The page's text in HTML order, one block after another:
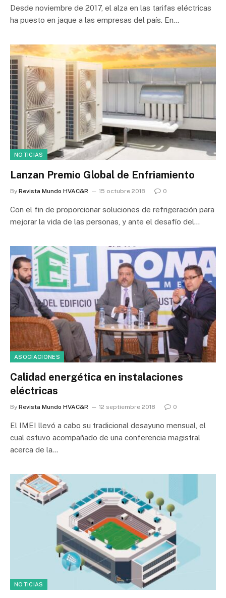
Desde noviembre de 2017, el alza en las tarifas eléctricas
ha puesto en jaque a las empresas del país. En…
NOTICIAS
Lanzan Premio Global de Enfriamiento
By Revista Mundo HVAC&R 15 octubre 2018 0
Con el fin de proporcionar soluciones de refrigeración para
mejorar la vida de las personas, y ante el desafío del…
ASOCIACIONES
Calidad energética en instalaciones
eléctricas
By Revista Mundo HVAC&R 12 septiembre 2018 0
El IMEI llevó a cabo su tradicional desayuno mensual, el
cual estuvo acompañado de una conferencia magistral
acerca de la…
NOTICIAS